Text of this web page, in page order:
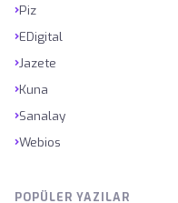
›Piz
›EDigital
›Jazete
›Kuna
›Sanalay
›Webios
POPÜLER YAZILAR